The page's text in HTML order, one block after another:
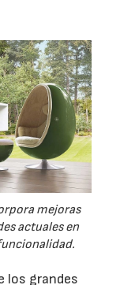
mejoras
actuales en
los grandes